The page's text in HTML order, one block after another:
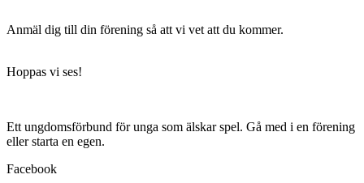
Anmäl dig till din förening så att vi vet att du kommer.
Hoppas vi ses!
Ett ungdomsförbund för unga som älskar spel. Gå med i en förening
eller starta en egen.
Facebook